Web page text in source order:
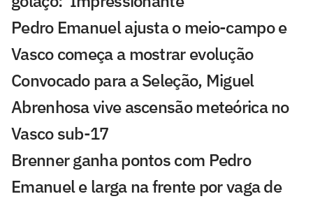
Pedro Emanuel ajusta o meio-campo e
Vasco começa a mostrar evolução
Convocado para a Seleção, Miguel
Abrenhosa vive ascensão meteórica no
Vasco sub-17
Brenner ganha pontos com Pedro
Emanuel e larga na frente por vaga de